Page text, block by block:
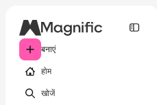
बनाएं
होम
खोजें